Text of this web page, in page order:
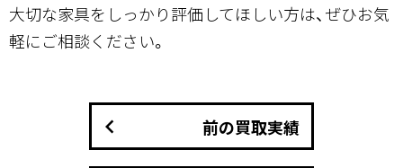
大切な家具をしっかり評価してほしい方は、ぜひお気
軽にご相談ください。
前の買取実績
keyboard_arrow_left